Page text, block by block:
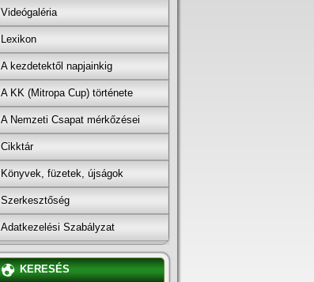
Videógaléria
Lexikon
A kezdetektől napjainkig
A KK (Mitropa Cup) története
A Nemzeti Csapat mérkőzései
Cikktár
Könyvek, füzetek, újságok
Szerkesztőség
Adatkezelési Szabályzat
KERESÉS